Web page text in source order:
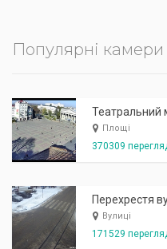
Популярні камери
Площі
370309
Перехрестя
Вулиці
171529